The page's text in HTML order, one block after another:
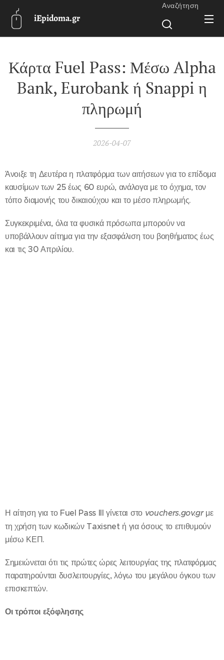
iEpidoma.gr
Αναζήτηση
Κάρτα Fuel Pass: Μέσω Alpha
Bank, Eurobank ή Snappi η
πληρωμή
2026-04-07
Άνοιξε τη Δευτέρα η πλατφόρμα των αιτήσεων για το επίδομα
καυσίμων των 25 έως 60 ευρώ, ανάλογα με το όχημα, τον
τόπο διαμονής του δικαιούχου και το μέσο πληρωμής.
Συγκεκριμένα, όλα τα φυσικά πρόσωπα μπορούν να
υποβάλλουν αίτημα για την εξασφάλιση του βοηθήματος έως
και τις 30 Απριλίου.
Η αίτηση για το Fuel Pass III γίνεται στο vouchers.gov.grμε
τη χρήση των κωδικών Taxisnet ή για όσους το επιθυμούν
μέσω ΚΕΠ.
Σημειώνεται ότι τις πρώτες ώρες λειτουργίας της πλατφόρμας
παρατηρούνται δυσλειτουργίες, λόγω του μεγάλου όγκου των
επισκεπτών.
Οι τρόποι εξόφλησης